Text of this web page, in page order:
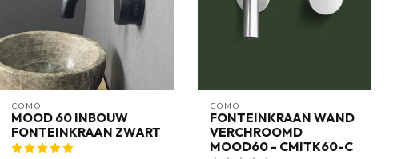
COMO
MOOD 60 INBOUW
FONTEINKRAAN ZWART
COMO
FONTEINKRAAN WAND
VERCHROOMD
MOOD60 - CMITK60-C